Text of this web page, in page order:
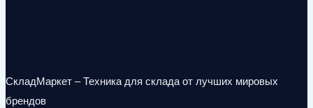
СкладМаркет – Техника для склада от лучших мировых
брендов